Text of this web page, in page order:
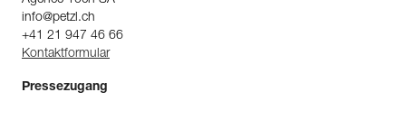
info@petzl.ch
+41 21 947 46 66
Kontaktformular
Pressezugang